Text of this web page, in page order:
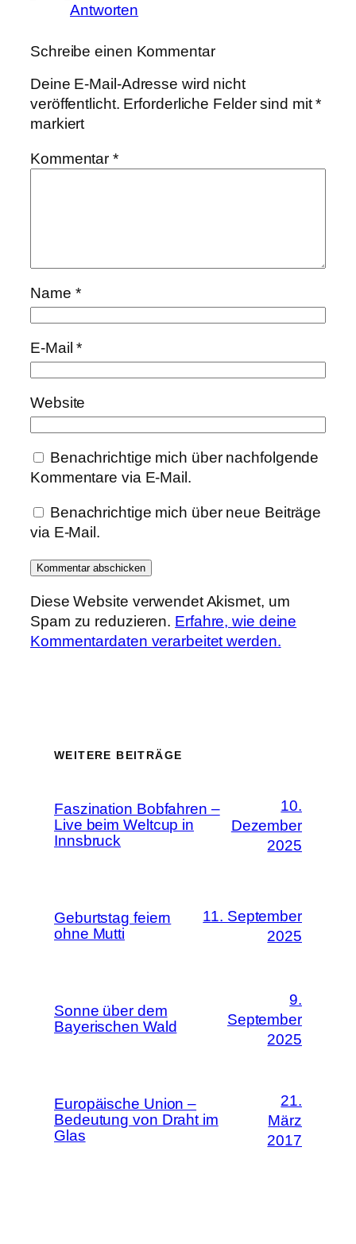
Antworten
Schreibe einen Kommentar
Deine E-Mail-Adresse wird nicht
veröffentlicht. Erforderliche Felder sind mit*
markiert
Kommentar*
Name *
E-Mail*
Website
Benachrichtige mich über nachfolgende
Kommentare via E-Mail.
Benachrichtige mich über neue Beiträge
via E-Mail.
Diese Website verwendet Akismet, um
Spam zu reduzieren. Erfahre, wie deine
Kommentardaten verarbeitet werden.
WEITERE BEITRÄGE
Faszination Bobfahren –
Live beim Weltcup in
Innsbruck
10.
Dezember
2025
Geburtstag feiern
ohne Mutti
11. September
2025
Sonne über dem
Bayerischen Wald
9.
September
2025
Europäische Union –
Bedeutung von Draht im
Glas
21.
März
2017